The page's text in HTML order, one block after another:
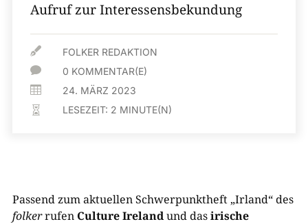
Aufruf zur Interessensbekundung
 FOLKER REDAKTION
 0 KOMMENTAR(E)
 24. MÄRZ 2023
 LESEZEIT: 2 MINUTE(N)
Passend zum aktuellen Schwerpunktheft „Irland“ des
folkerrufen Culture Irelandund dasirische